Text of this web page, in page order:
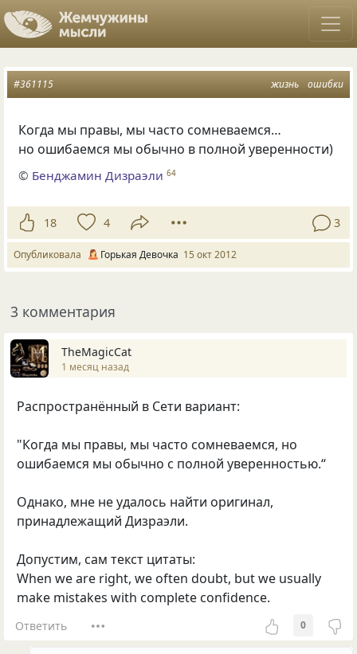
жизнь ошибки
#361115
Когда мы правы, мы часто сомневаемся…
но ошибаемся мы обычно в полной уверенности)
© Бенджамин Дизраэли 64
18 4 3
Опубликовала Горькая Девочка 15 окт 2012
3 комментария
TheMagicCat
1 месяц назад
Распространённый в Сети вариант:
"Когда мы правы, мы часто сомневаемся, но
ошибаемся мы обычно с полной уверенностью.“
Однако, мне не удалось найти оригинал,
принадлежащий Дизраэли.
Допустим, сам текст цитаты:
When we are right, we often doubt, but we usually
make mistakes with complete confidence.
Ответить 0